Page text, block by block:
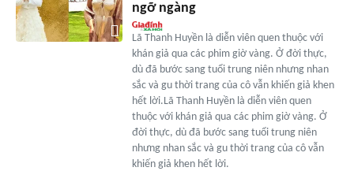
ngỡ ngàng
Lã Thanh Huyền là diễn viên quen thuộc với
khán giả qua các phim giờ vàng. Ở đời thực,
dù đã bước sang tuổi trung niên nhưng nhan
sắc và gu thời trang của cô vẫn khiến giả khen
hết lời.Lã Thanh Huyền là diễn viên quen
thuộc với khán giả qua các phim giờ vàng. Ở
đời thực, dù đã bước sang tuổi trung niên
nhưng nhan sắc và gu thời trang của cô vẫn
khiến giả khen hết lời.